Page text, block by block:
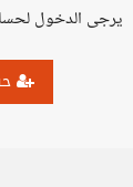
يرجى الدخول